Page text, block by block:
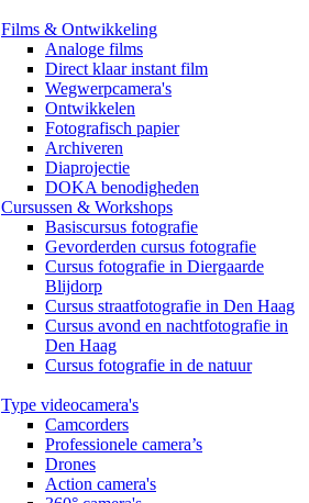
Films & Ontwikkeling
Analoge films
Direct klaar instant film
Wegwerpcamera's
Ontwikkelen
Fotografisch papier
Archiveren
Diaprojectie
DOKA benodigheden
Cursussen & Workshops
Basiscursus fotografie
Gevorderden cursus fotografie
Cursus fotografie in Diergaarde
Blijdorp
Cursus straatfotografie in Den Haag
Cursus avond en nachtfotografie in
Den Haag
Cursus fotografie in de natuur
Type videocamera's
Camcorders
Professionele camera’s
Drones
Action camera's